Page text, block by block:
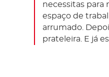
necessitas para
espaço de
arrumado.
prateleira. E já